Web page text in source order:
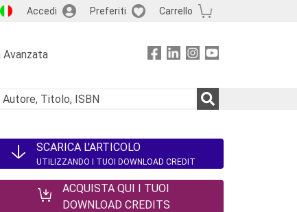
Accedi Preferiti Carrello
Avanzata
SCARICA L'ARTICOLO
UTILIZZANDO I TUOI DOWNLOAD CREDIT
ACQUISTA QUI I TUOI
DOWNLOAD CREDITS